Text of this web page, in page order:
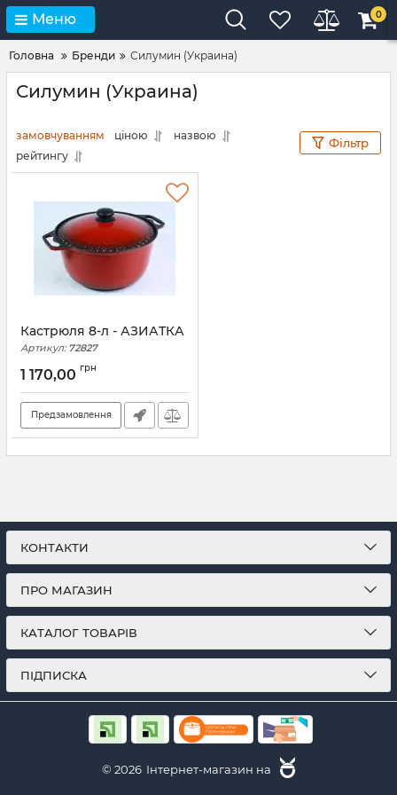
Меню 0
Головна Бренди Силумин (Украина)
Силумин (Украина)
замовчуванням ціною
назвою
рейтингу
Фільтр
Кастрюля 8-л - АЗИАТКА
Артикул: 72827
1 170,00 грн
Предзамовлення
КОНТАКТИ
ПРО МАГАЗИН
КАТАЛОГ ТОВАРІВ
ПІДПИСКА
© 2026 Інтернет-магазин на